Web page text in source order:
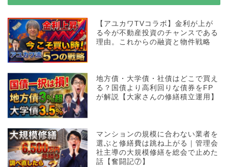
【アユカワTVコラボ】金利が上が
る今が不動産投資のチャンスである
理由。これからの融資と物件戦略
地方債・大学債・社債はどこで買え
る？国債より高利回りな債券をFP
が解説【大家さんの修繕積立運用】
マンションの規模に合わない業者を
選ぶと修繕費は跳ね上がる｜管理会
社主導の大規模修繕を総会で止めた
話【奮闘記⑦】